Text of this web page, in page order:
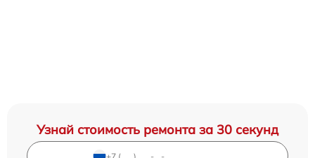
Узнай стоимость ремонта за 30 секунд